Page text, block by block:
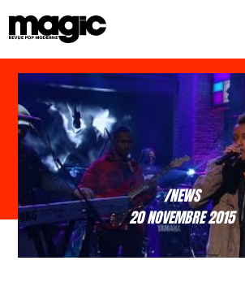
/NEWS
20 NOVEMBRE 2015